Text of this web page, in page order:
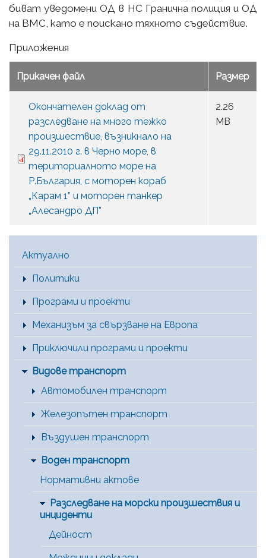
биват уведомени ОД в НС Гранична полиция и ОД
на ВМС, като е поискано тяхното съдействие.
Приложения
Прикачен файл Размер
Окончателен доклад от
разследване на много тежко
произшествие, възникнало на
29.11.2010 г. в Черно море, в
териториалното море на
Р.България, с моторен кораб
„Карам 1” и моторен танкер
„Алесандро ДП”
2.26
MB
Main Menu [BG]
Актуално
Политики
Програми и проекти
Механизъм за свързване на Европа
Приключили програми и проекти
Видове транспорт
Автомобилен транспорт
Железопътен транспорт
Въздушен транспорт
Воден транспорт
Нормативни актове
Разследване на морски произшествия и
инциденти
Дейност